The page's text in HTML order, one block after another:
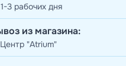
3 рабочих дня
из магазина:
"Atrium"